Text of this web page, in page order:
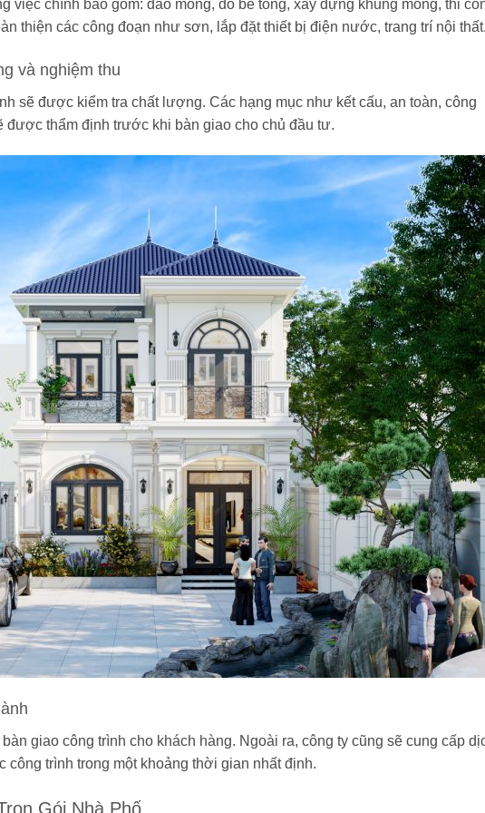
việc chính bao gồm: đào móng, đổ bê tông, xây dựng khung móng, thi
thiện các công đoạn như sơn, lắp đặt thiết bị điện nước, trang trí nội
và nghiệm thu
sẽ được kiểm tra chất lượng. Các hạng mục như kết cấu, an toàn, công
được thẩm định trước khi bàn giao cho chủ đầu tư.
giao công trình cho khách hàng. Ngoài ra, công ty cũng sẽ cung cấp
công trình trong một khoảng thời gian nhất định.
Gói Nhà Phố